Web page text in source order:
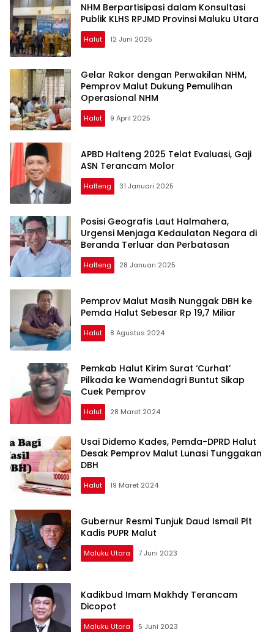
NHM Berpartisipasi dalam Konsultasi
Publik KLHS RPJMD Provinsi Maluku Utara
Halut 12 Juni 2025
Gelar Rakor dengan Perwakilan NHM,
Pemprov Malut Dukung Pemulihan
Operasional NHM
Halut 9 April 2025
APBD Halteng 2025 Telat Evaluasi, Gaji
ASN Terancam Molor
Halteng 31 Januari 2025
Posisi Geografis Laut Halmahera,
Urgensi Menjaga Kedaulatan Negara di
Beranda Terluar dan Perbatasan
Halteng 28 Januari 2025
Pemprov Malut Masih Nunggak DBH ke
Pemda Halut Sebesar Rp 19,7 Miliar
Halut 8 Agustus 2024
Pemkab Halut Kirim Surat ‘Curhat’
Pilkada ke Wamendagri Buntut Sikap
Cuek Pemprov
Halut 28 Maret 2024
Usai Didemo Kades, Pemda-DPRD Halut
Desak Pemprov Malut Lunasi Tunggakan
DBH
Halut 19 Maret 2024
Gubernur Resmi Tunjuk Daud Ismail Plt
Kadis PUPR Malut
Maluku Utara 7 Juni 2023
Kadikbud Imam Makhdy Terancam
Dicopot
Maluku Utara 5 Juni 2023